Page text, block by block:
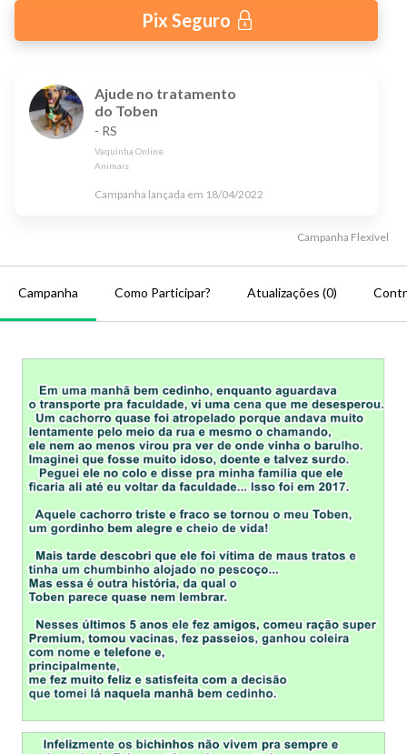
Campanha Como Participar? Atualizações (0)
Pix Seguro
Ajude no tratamento
do Toben
- RS
Vaquinha Online
Animais
Campanha lançada em 18/04/2022
Campanha Flexível